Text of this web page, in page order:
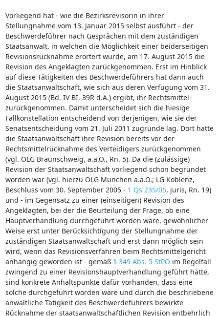
Vorliegend hat - wie die Bezirksrevisorin in ihrer
Stellungnahme vom 13. Januar 2015 selbst ausführt - der
Beschwerdeführer nach Gesprächen mit dem zuständigen
Staatsanwalt, in welchen die Möglichkeit einer beiderseitigen
Revisionsrücknahme erörtert wurde, am 17. August 2015 die
Revision des Angeklagten zurückgenommen. Erst im Hinblick
auf diese Tätigkeiten des Beschwerdeführers hat dann auch
die Staatsanwaltschaft, wie sich aus deren Verfügung vom 31.
August 2015 (Bd. IV BI. 39R d.A.) ergibt, ihr Rechtsmittel
zurückgenommen. Damit unterscheidet sich die hiesige
Fallkonstellation entscheidend von derjenigen, wie sie der
Senatsentscheidung vom 21. Juli 2011 zugrunde lag. Dort hatte
die Staatsanwaltschaft ihre Revision bereits vor der
Rechtsmittelrücknahme des Verteidigers zurückgenommen
(vgl. OLG Braunschweig, a.a.O., Rn. 5). Da die (zulässige)
Revision der Staatsanwaltschaft vorliegend schon begründet
worden war (vgl. hierzu OLG München a.a.O.; LG Koblenz,
Beschluss vom 30. September 2005 - 1 Qs 235/05, juris, Rn. 19)
und - im Gegensatz zu einer (einseitigen) Revision des
Angeklagten, bei der die Beurteilung der Frage, ob eine
Hauptverhandlung durchgeführt worden wäre, gewöhnlicher
Weise erst unter Berücksichtigung der Stellungnahme der
zuständigen Staatsanwaltschaft und erst dann möglich sein
wird, wenn das Revisionsverfahren beim Rechtsmittelgericht
anhängig geworden ist - gemäß § 349 Abs. 5 StPO im Regelfall
zwingend zu einer Revisionshauptverhandlung geführt hätte,
sind konkrete Anhaltspunkte dafür vorhanden, dass eine
solche durchgeführt worden wäre und durch die beschriebene
anwaltliche Tätigkeit des Beschwerdeführers bewirkte
Rücknahme der staatsanwaltschaftlichen Revision entbehrlich